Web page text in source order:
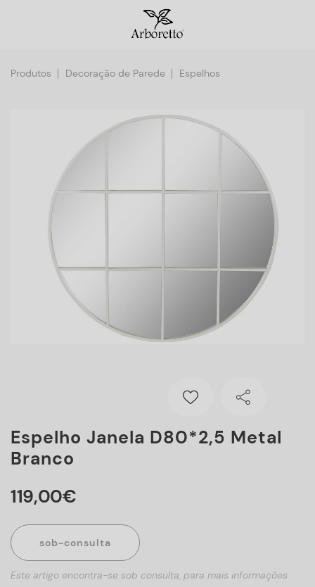
Produtos Decoração de Parede Espelhos
Espelho Janela D80*2,5 Metal
Branco
119,00€
sob-consulta
Este artigo encontra-se sob consulta, para mais informações